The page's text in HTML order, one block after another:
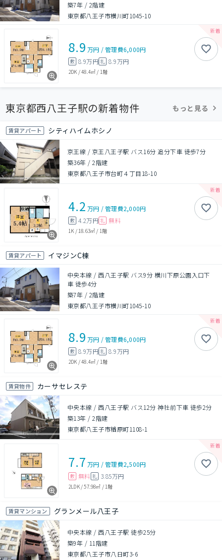
築7年 / 2階建
東京都八王子市横川町1045-10
8.9 万円 /管理費6,000円
敷 8.9万円礼 8.9万円
2DK /48.4㎡ / 1階
東京都西八王子駅の新着物件 もっと見る
賃貸アパート シティハイムホシノ
京王線 / 京王八王子駅 バス16分 追分下車 徒歩7分
築36年 /2階建
東京都八王子市台町４丁目18-10
4.2 万円 /管理費2,000円
敷 4.2万円 礼 無料
1K / 18.63㎡ / 1階
賃貸アパート イマジンC棟
中央本線 / 西八王子駅 バス9分 横川下原公園入口下
車 徒歩4分
築7年 / 2階建
東京都八王子市横川町1045-10
8.9 万円 /管理費6,000円
敷 8.9万円礼 8.9万円
2DK /48.4㎡ / 1階
賃貸物件 カーサセレステ
中央本線 / 西八王子駅 バス12分 神社前下車 徒歩2分
築13年 /2階建
東京都八王子市楢原町1108-1
7.7 万円 /管理費2,500円
敷 無料 礼 3.85万円
2LDK/57.98㎡ / 1階
賃貸マンション グランメール八王子
中央本線 / 西八王子駅 徒歩25分
築9年 / 11階建
東京都八王子市八日町3-6